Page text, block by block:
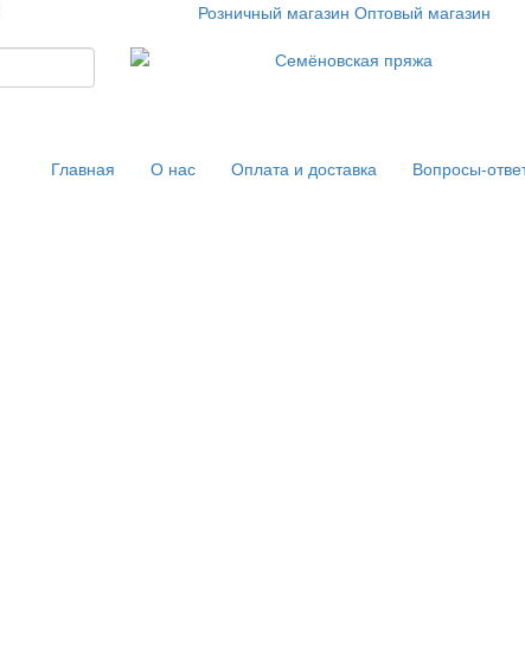
Розничный магазин Оптовый магазин
Главная О нас Оплата и доставка Вопросы-